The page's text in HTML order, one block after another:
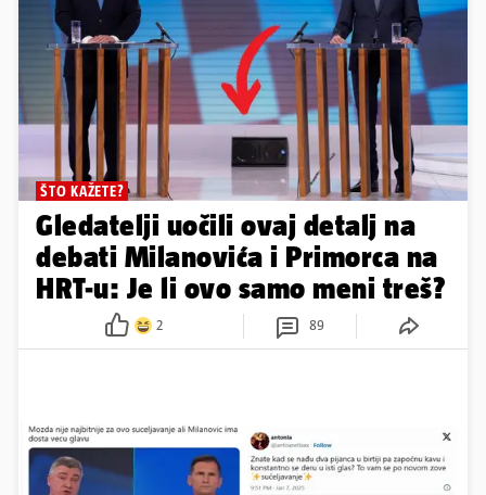
ŠTO KAŽETE?
Gledatelji uočili ovaj detalj na
debati Milanovića i Primorca na
HRT-u: Je li ovo samo meni treš?
2 89